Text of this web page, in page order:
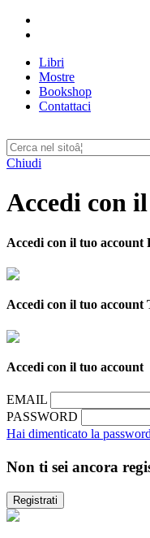
Libri
Mostre
Bookshop
Contattaci
Chiudi
Accedi con
Accedi con il tuo account
Accedi con il tuo account
Accedi con il tuo account
EMAIL
PASSWORD
Hai dimenticato la
Non ti sei ancora
Registrati